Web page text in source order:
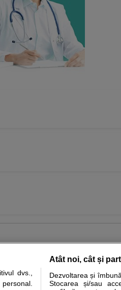
Specialitati medicale Boli si
dvs.,
Atât noi, cât și
Dezvoltarea și
Stocarea și/sau